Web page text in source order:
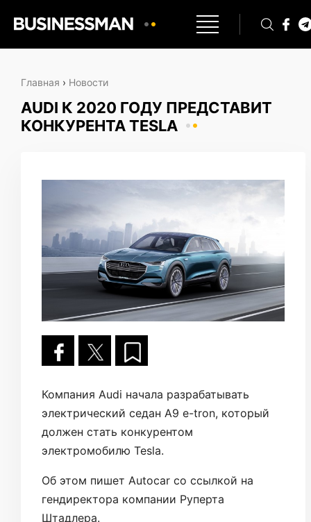
Главная › Новости
AUDI К 2020 ГОДУ ПРЕДСТАВИТ
КОНКУРЕНТА TESLA
Компания Audi начала разрабатывать
электрический седан A9 e-tron, который
должен стать конкурентом
электромобилю Tesla.
Об этом пишет Autocar со ссылкой на
гендиректора компании Руперта
Штадлера.